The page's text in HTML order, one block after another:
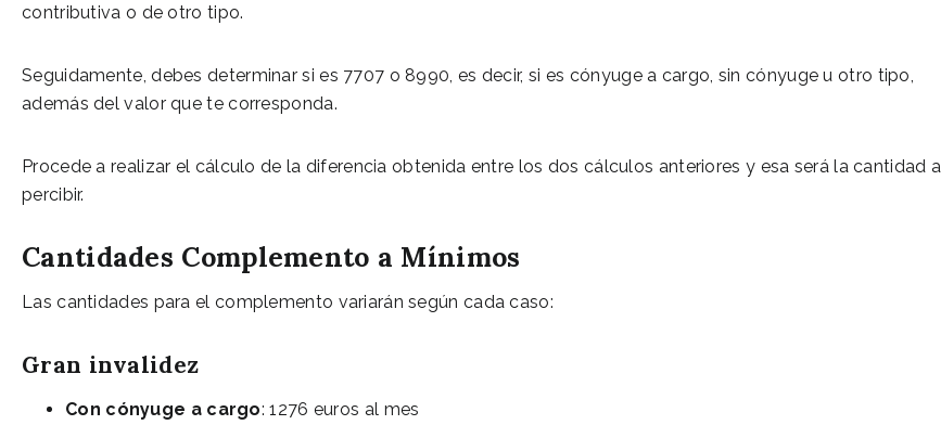
contributiva o de otro tipo.
Seguidamente, debes determinar si es 7707 o 8990, es decir, si es cónyuge a cargo, sin cónyuge u otro tipo,
además del valor que te corresponda.
Procede a realizar el cálculo de la diferencia obtenida entre los dos cálculos anteriores y esa será la cantidad a
percibir.
Cantidades Complemento a Mínimos
Las cantidades para el complemento variarán según cada caso:
Gran invalidez
Con cónyuge a cargo: 1276 euros al mes